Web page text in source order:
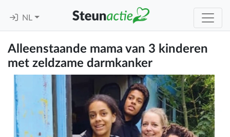
NL
Alleenstaande mama van 3 kinderen
met zeldzame darmkanker